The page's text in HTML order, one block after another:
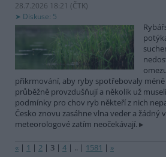
28.7.2026 18:21 (ČTK)
Diskuse: 5
přikrmování, aby ryby spotřebovaly
průběžně provzdušňují a několik už
podmínky pro chov ryb někteří z nich
Česko znovu zasáhne vlna veder a
meteorologové zatím neočekávají.
« | 1 | 2 | 3 | 4 | .. | 1581 | »